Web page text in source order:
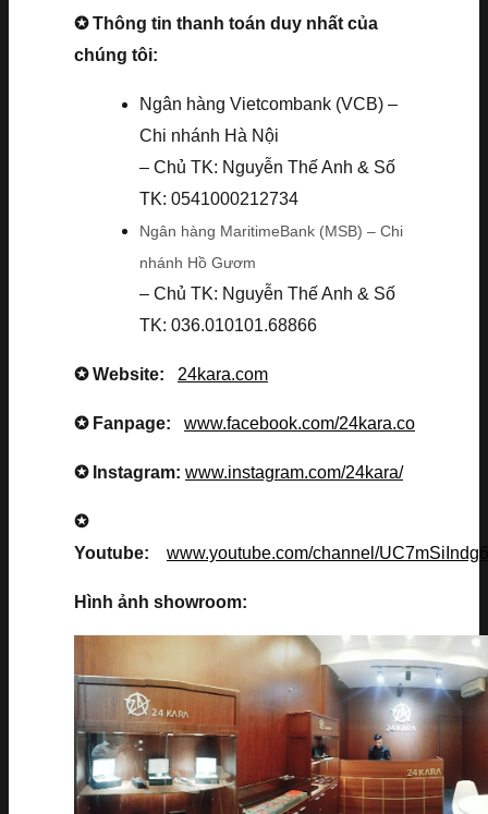
✪ Thông tin thanh toán duy nhất của
chúng tôi:
Ngân hàng Vietcombank (VCB) –
Chi nhánh Hà Nội
– Chủ TK: Nguyễn Thế Anh & Số
TK: 0541000212734
Ngân hàng MaritimeBank (MSB) – Chi
nhánh Hồ Gươm
– Chủ TK: Nguyễn Thế Anh & Số
TK: 036.010101.68866
✪ Website: 24kara.com
✪ Fanpage: www.facebook.com/24kara.co
✪ Instagram: www.instagram.com/24kara/
✪
Youtube: www.youtube.com/channel/
Hình ảnh showroom: